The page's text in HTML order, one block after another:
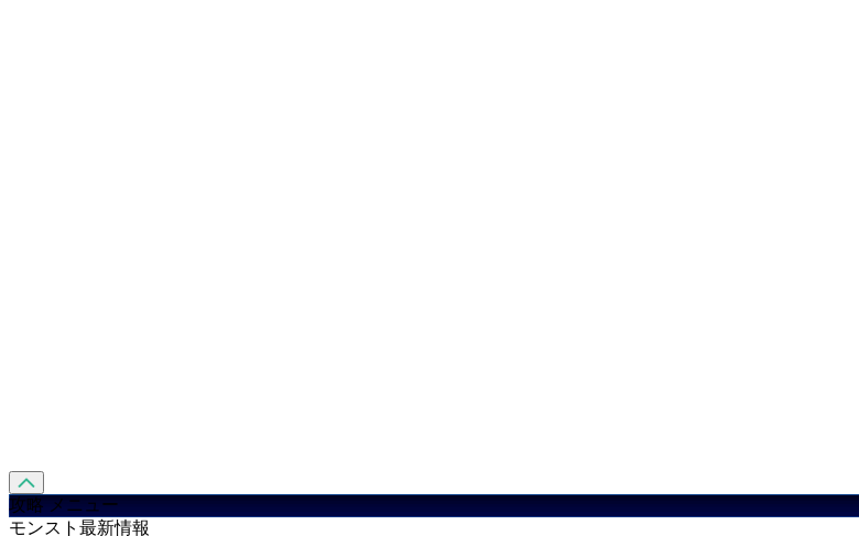
攻略 メニュー
モンスト最新情報